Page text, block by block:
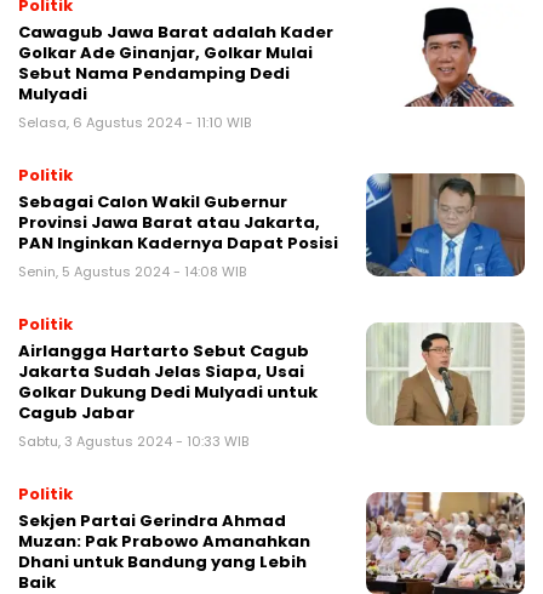
Politik
Cawagub Jawa Barat adalah Kader
Golkar Ade Ginanjar, Golkar Mulai
Sebut Nama Pendamping Dedi
Mulyadi
Selasa, 6 Agustus 2024 - 11:10 WIB
Politik
Sebagai Calon Wakil Gubernur
Provinsi Jawa Barat atau Jakarta,
PAN Inginkan Kadernya Dapat Posisi
Senin, 5 Agustus 2024 - 14:08 WIB
Politik
Airlangga Hartarto Sebut Cagub
Jakarta Sudah Jelas Siapa, Usai
Golkar Dukung Dedi Mulyadi untuk
Cagub Jabar
Sabtu, 3 Agustus 2024 - 10:33 WIB
Politik
Sekjen Partai Gerindra Ahmad
Muzan: Pak Prabowo Amanahkan
Dhani untuk Bandung yang Lebih
Baik